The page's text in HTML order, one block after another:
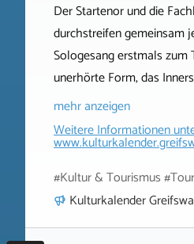
Der Startenor und die
durchstreifen gemeinsam
Sologesang erstmals zum
unerhörte Form, das
mehr anzeigen
Weitere Informationen
#Kultur & Tourismus
Kulturkalender